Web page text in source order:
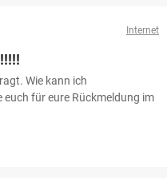
Internet
Wie kann ich
für eure Rückmeldung im